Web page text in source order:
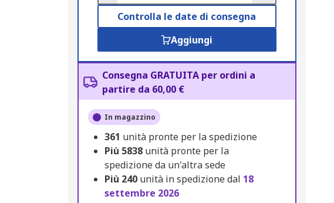
Controlla le date di consegna
Aggiungi
Consegna GRATUITA per ordini a
partire da 60,00 €
In magazzino
361 unità pronte per la spedizione
Più 5838 unità pronte per la
spedizione da un'altra sede
Più 240 unità in spedizione dal 18
settembre 2026